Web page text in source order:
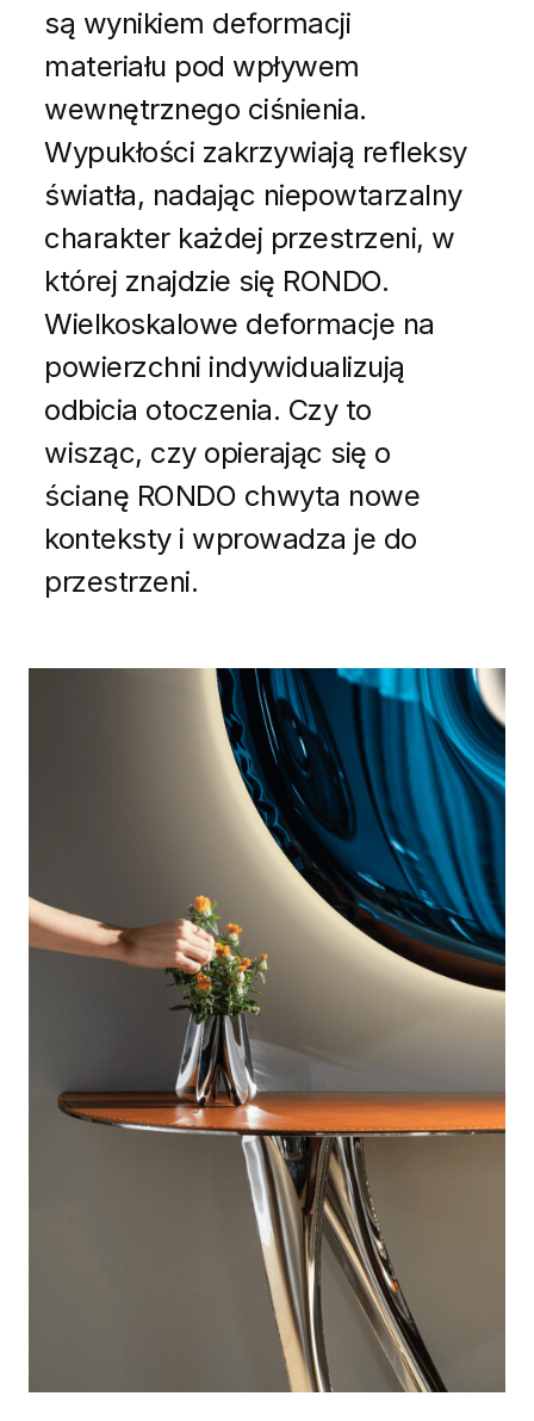
są wynikiem deformacji
materiału pod wpływem
wewnętrznego ciśnienia.
Wypukłości zakrzywiają refleksy
światła, nadając niepowtarzalny
charakter każdej przestrzeni, w
której znajdzie się RONDO.
Wielkoskalowe deformacje na
powierzchni indywidualizują
odbicia otoczenia. Czy to
wisząc, czy opierając się o
ścianę RONDO chwyta nowe
konteksty i wprowadza je do
przestrzeni.